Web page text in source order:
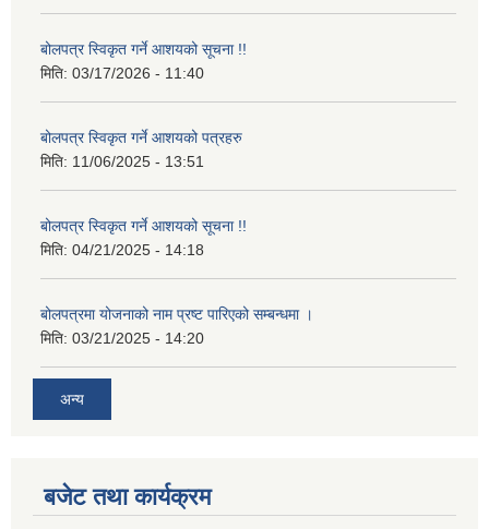
बोलपत्र स्विकृत गर्ने आशयको सूचना !!
मिति: 03/17/2026 - 11:40
बोलपत्र स्विकृत गर्ने आशयको पत्रहरु
मिति: 11/06/2025 - 13:51
बोलपत्र स्विकृत गर्ने आशयको सूचना !!
मिति: 04/21/2025 - 14:18
बोलपत्रमा योजनाको नाम प्रष्ट पारिएको सम्बन्धमा ।
मिति: 03/21/2025 - 14:20
अन्य
बजेट तथा कार्यक्रम